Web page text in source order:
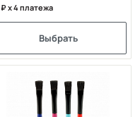
x 4 платежа
Выбрать